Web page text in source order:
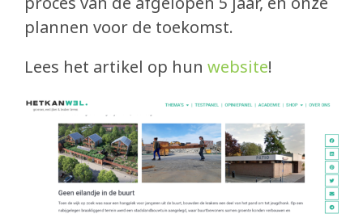
Buurderij
Bouwen
Duurzaam bouwen
Partners
plannen voor de toekomst.
Lees het artikel op hun website!